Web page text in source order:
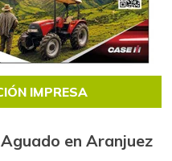
IMPRESA
en Aranjuez